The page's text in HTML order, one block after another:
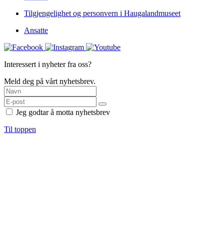
Tilgjengelighet og personvern i Haugalandmuseet
Ansatte
Interessert i nyheter fra oss?
Meld deg på vårt nyhetsbrev.
Jeg godtar å motta nyhetsbrev
Til toppen